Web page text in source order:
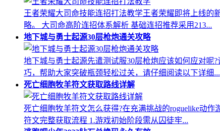
王者荣耀大司命技能连招打法教学王者荣耀即将上线
略。 大司命高阶连招体系解析 基础连招推荐采用213...
地下城与勇士起源30层枪炮通关攻略
地下城与勇士起源先遣测试服30层枪炮应该如何应对
巧，帮助大家突破瓶颈轻松过关，请仔细阅读以下详细...
死亡细胞牧羊符文获取路线详解
死亡细胞牧羊符文怎么获得?在充满挑战的roguelike动
符文完整获取流程 1.游戏初始阶段需从囚徒牢...